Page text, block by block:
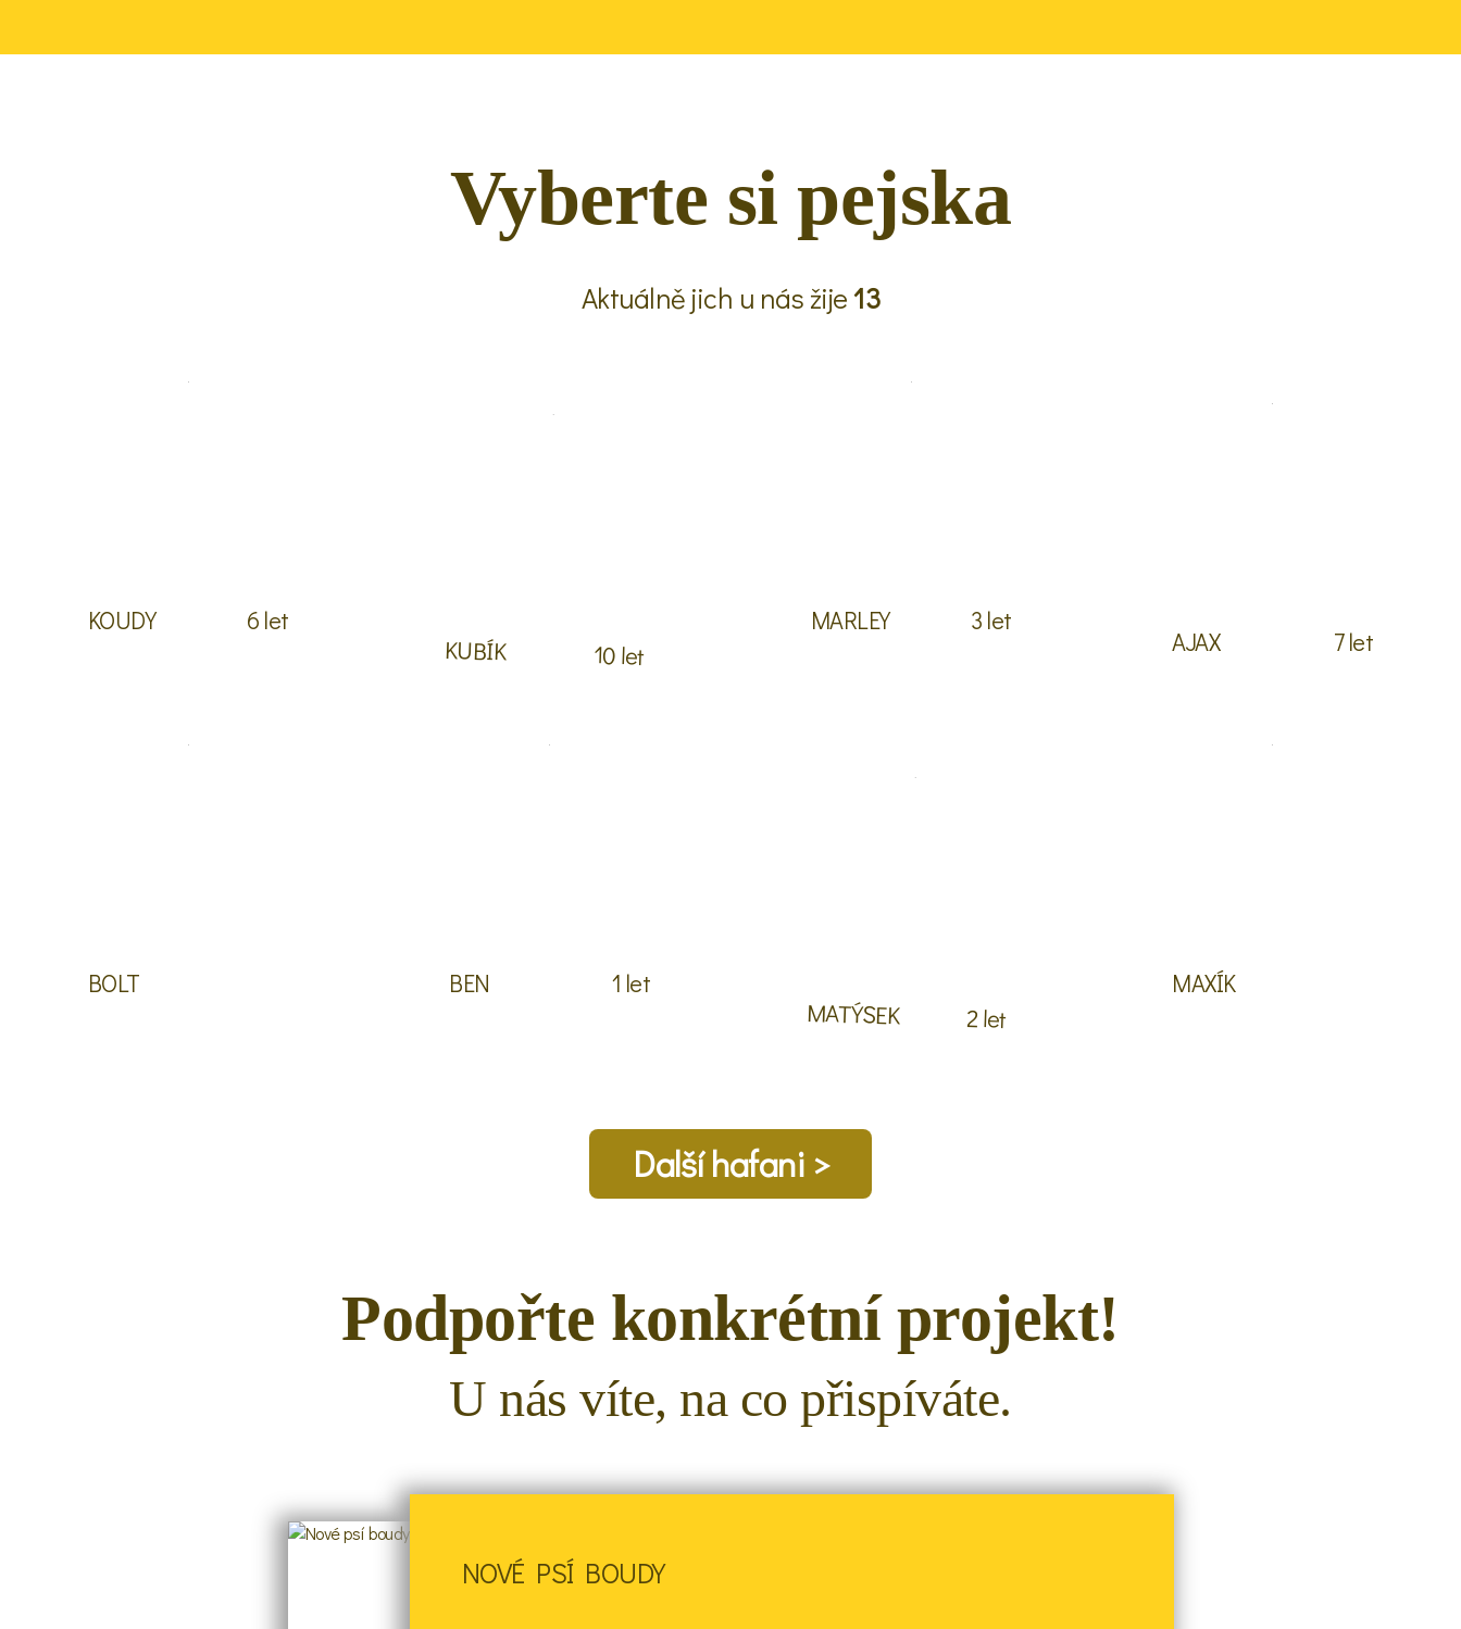
Vyberte si pejska
Aktuálně jich u nás žije13
KOUDY 6 let
KUBÍK 10 let
MARLEY 3 let
AJAX 7 let
BOLT BEN 1 let
MATÝSEK 2 let
MAXÍK
Další hafani >
Podpořte konkrétní projekt!
U nás víte, na co přispíváte.
NOVÉ PSÍ BOUDY